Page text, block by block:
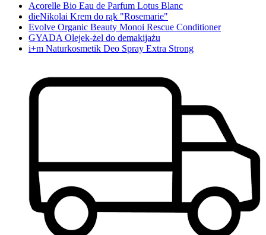
Acorelle Bio Eau de Parfum Lotus Blanc
dieNikolai Krem do rąk "Rosemarie"
Evolve Organic Beauty Monoi Rescue Conditioner
GYADA Olejek-żel do demakijażu
i+m Naturkosmetik Deo Spray Extra Strong